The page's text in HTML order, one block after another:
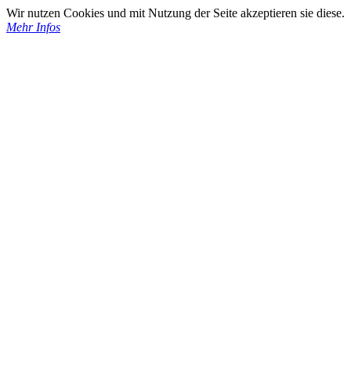
Wir nutzen Cookies und mit Nutzung der Seite akzeptieren sie diese.
Mehr Infos